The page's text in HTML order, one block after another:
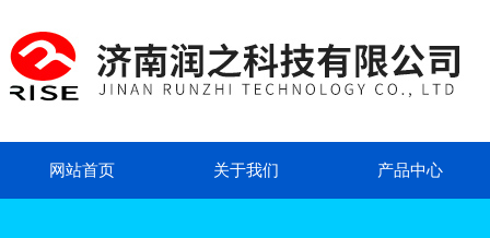
网站首页 关于我们 产品中心